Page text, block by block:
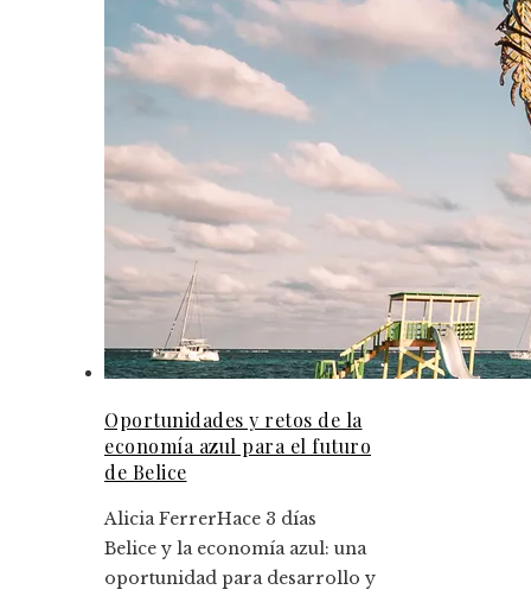
Oportunidades y retos de la
economía azul para el futuro
de Belice
Alicia FerrerHace 3 días
Belice y la economía azul: una
oportunidad para desarrollo y